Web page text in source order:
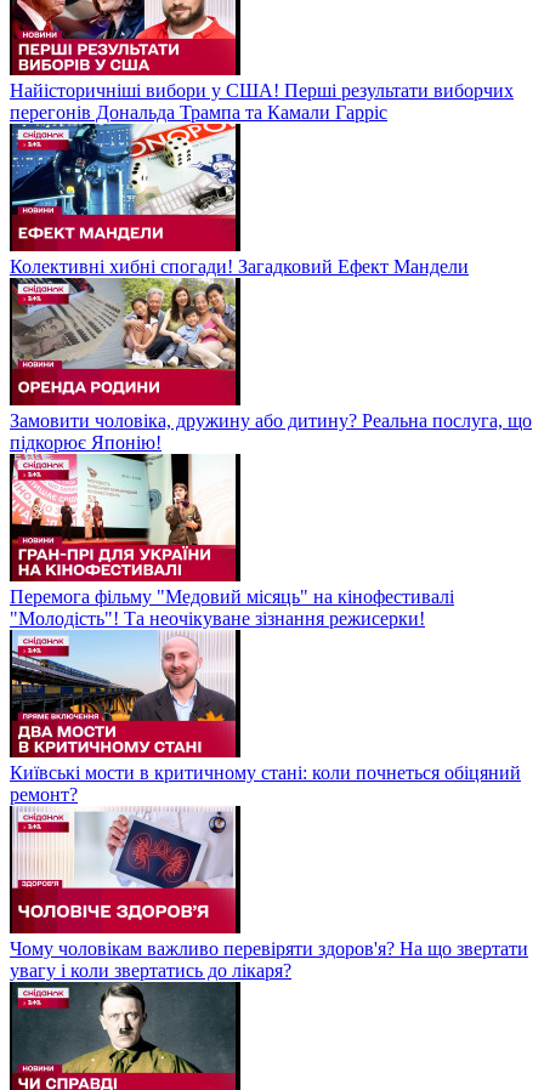
Найісторичніші вибори у США! Перші результати виборчих
перегонів Дональда Трампа та Камали Гарріс
Колективні хибні спогади! Загадковий Ефект Мандели
Замовити чоловіка, дружину або дитину? Реальна послуга, що
підкорює Японію!
Перемога фільму "Медовий місяць" на кінофестивалі
"Молодість"! Та неочікуване зізнання режисерки!
Київські мости в критичному стані: коли почнеться обіцяний
ремонт?
Чому чоловікам важливо перевіряти здоров'я? На що звертати
увагу і коли звертатись до лікаря?